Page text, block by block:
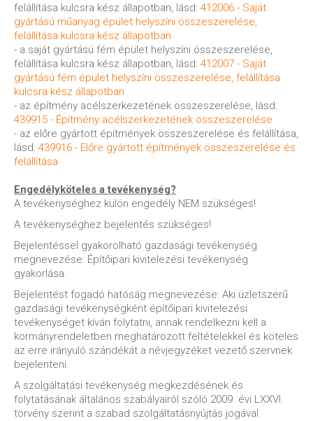
felállítása kulcsra kész állapotban, lásd: 412006 - Saját
gyártású műanyag épület helyszíni összeszerelése,
felállítása kulcsra kész állapotban
- a saját gyártású fém épület helyszíni összeszerelése,
felállítása kulcsra kész állapotban, lásd: 412007 - Saját
gyártású fém épület helyszíni összeszerelése, felállítása
kulcsra kész állapotban
- az építmény acélszerkezetének összeszerelése, lásd:
439915 - Építmény acélszerkezetének összeszerelése
- az előre gyártott építmények összeszerelése és felállítása,
lásd: 439916 - Előre gyártott építmények összeszerelése és
felállítása
Engedélyköteles a tevékenység?
A tevékenységhez külön engedély NEM szükséges!
A tevékenységhez bejelentés szükséges!
Bejelentéssel gyakorolható gazdasági tevékenység
megnevezése: Építőipari kivitelezési tevékenység
gyakorlása.
Bejelentést fogadó hatóság megnevezése: Aki üzletszerű
gazdasági tevékenységként építőipari kivitelezési
tevékenységet kíván folytatni, annak rendelkezni kell a
kormányrendeletben meghatározott feltételekkel és köteles
az erre irányuló szándékát a névjegyzéket vezető szervnek
bejelenteni.
A szolgáltatási tevékenység megkezdésének és
folytatásának általános szabályairól szóló 2009. évi LXXVI.
törvény szerint a szabad szolgáltatásnyújtás jogával